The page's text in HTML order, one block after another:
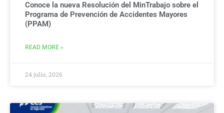
Conoce la nueva Resolución del MinTrabajo sobre el
Programa de Prevención de Accidentes Mayores
(PPAM)
READ MORE »
24 julio, 2026